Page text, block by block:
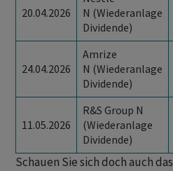
20.04.2026
N (Wiederanlage
Dividende)
24.04.2026
Amrize
N (Wiederanlage
Dividende)
11.05.2026
R&S Group N
(Wiederanlage
Dividende)
Schauen Sie sich doch auch das